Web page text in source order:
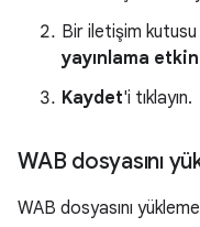
Bir iletişim
yayınlama etkin
Kaydet'i tıklayın.
WAB dosyasını
WAB dosyasını